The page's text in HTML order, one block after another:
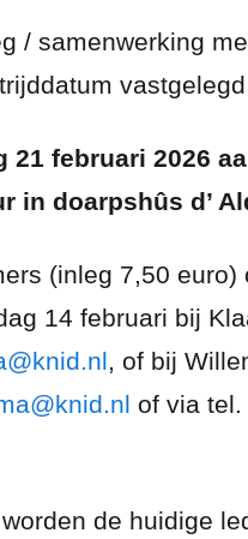
/ samenwerking
21 februari 2026
in doarpshûs d’
(inleg 7,50 euro)
14 februari bij
, of bij
of via tel.
de huidige